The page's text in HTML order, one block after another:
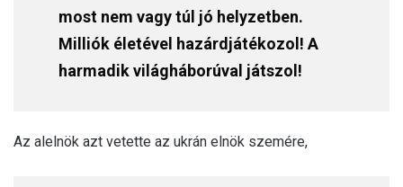
most nem vagy túl jó helyzetben.
Milliók életével hazárdjátékozol! A
harmadik világháborúval játszol!
Az alelnök azt vetette az ukrán elnök szemére,